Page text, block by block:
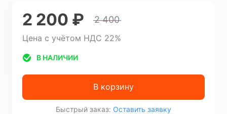
2 200 ₽ 2 400
Цена с учётом НДС 22%
В НАЛИЧИИ
В корзину
Быстрый заказ: Оставить заявку